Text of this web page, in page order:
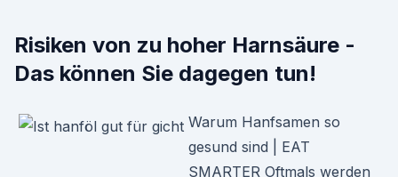
Risiken von zu hoher Harnsäure -
Das können Sie dagegen tun!
Warum Hanfsamen so
gesund sind | EAT
SMARTER Oftmals werden